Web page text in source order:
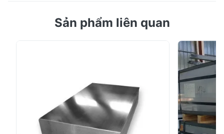
cho lợp mái nhà ở Châu Phi và xây dựng nhà kho ở
sản phẩm thép phủ màu chất lượng cao, được thiết kế
cho nhiều ứng dụng công nghiệp và xây dựng. Thông
số kỹ thuật sản phẩm Thuộc tính Giá trị Tên sản phẩm
Sản phẩm liên quan